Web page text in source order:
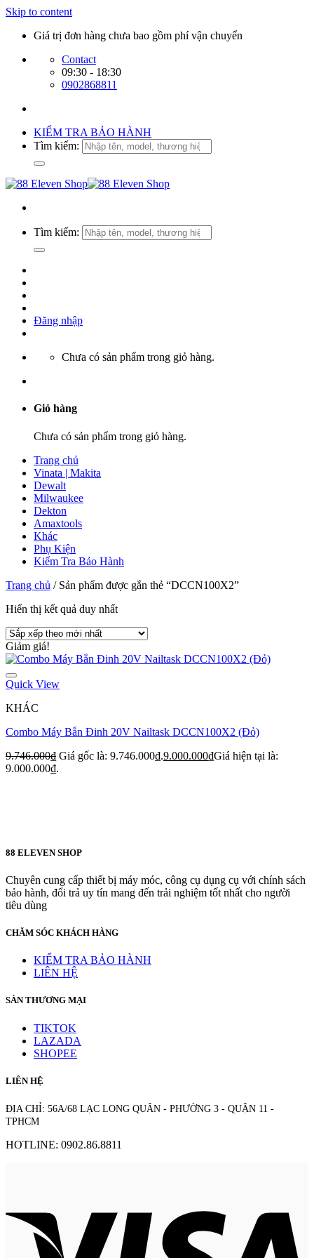
Skip to content
Giá trị đơn hàng chưa bao gồm phí vận chuyển
Contact
09:30 - 18:30
0902868811
KIỂM TRA BẢO HÀNH
Tìm kiếm:
Tìm kiếm:
Đăng nhập
Chưa có sản phẩm trong giỏ hàng.
Giỏ hàng
Chưa có sản phẩm trong giỏ hàng.
Trang chủ
Vinata | Makita
Dewalt
Milwaukee
Dekton
Amaxtools
Khác
Phụ Kiện
Kiểm Tra Bảo Hành
Trang chủ /Sản phẩm được gắn thẻ “DCCN100X2”
Hiển thị kết quả duy nhất
Giảm giá!
Quick View
KHÁC
Combo Máy Bắn Đinh 20V Nailtask DCCN100X2 (Đỏ)
9.746.000₫ Giá gốc là: 9.746.000₫.9.000.000₫Giá hiện tại là:
9.000.000₫.
88 ELEVEN SHOP
Chuyên cung cấp thiết bị máy móc, công cụ dụng cụ với chính sách
bảo hành, đổi trả uy tín mang đến trải nghiệm tốt nhất cho người
tiêu dùng
CHĂM SÓC KHÁCH HÀNG
KIỂM TRA BẢO HÀNH
LIÊN HỆ
SÀN THƯƠNG MẠI
TIKTOK
LAZADA
SHOPEE
LIÊN HỆ
ĐỊA CHỈ: 56A/68 LẠC LONG QUÂN - PHƯỜNG 3 - QUẬN 11 -
TPHCM
HOTLINE: 0902.86.8811